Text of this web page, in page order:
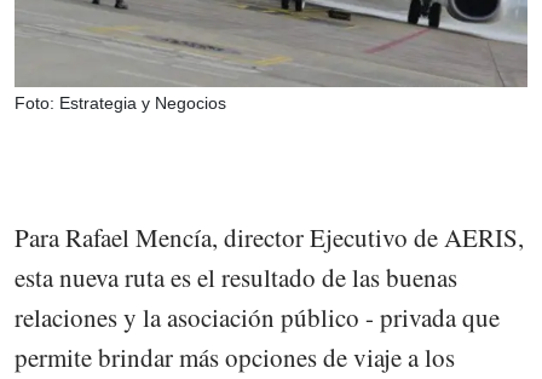
Foto: Estrategia y Negocios
Para Rafael Mencía, director Ejecutivo de AERIS,
esta nueva ruta es el resultado de las buenas
relaciones y la asociación público - privada que
permite brindar más opciones de viaje a los